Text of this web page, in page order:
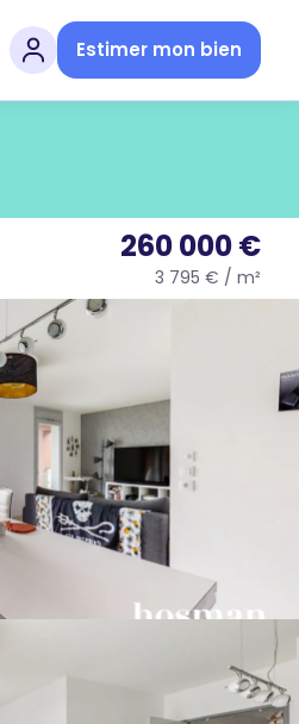
Estimer mon bien
260 000 €
3 795 € / m²